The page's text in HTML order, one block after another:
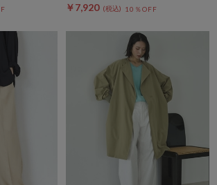
￥7,920 10％OFF